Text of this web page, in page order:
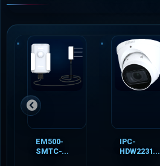
EM500-
SMTC-...
IPC-
HDW2231...